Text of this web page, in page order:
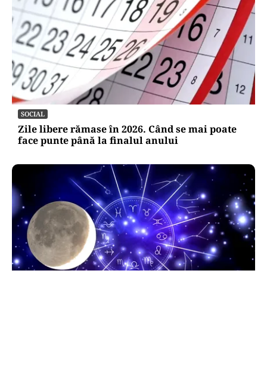
SOCIAL
Zile libere rămase în 2026. Când se mai poate
face punte până la finalul anului